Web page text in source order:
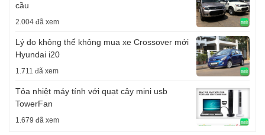
cầu
2.004 đã xem
Lý do không thể không mua xe Crossover mới
Hyundai i20
1.711 đã xem
Tỏa nhiệt máy tính với quạt cây mini usb
TowerFan
1.679 đã xem